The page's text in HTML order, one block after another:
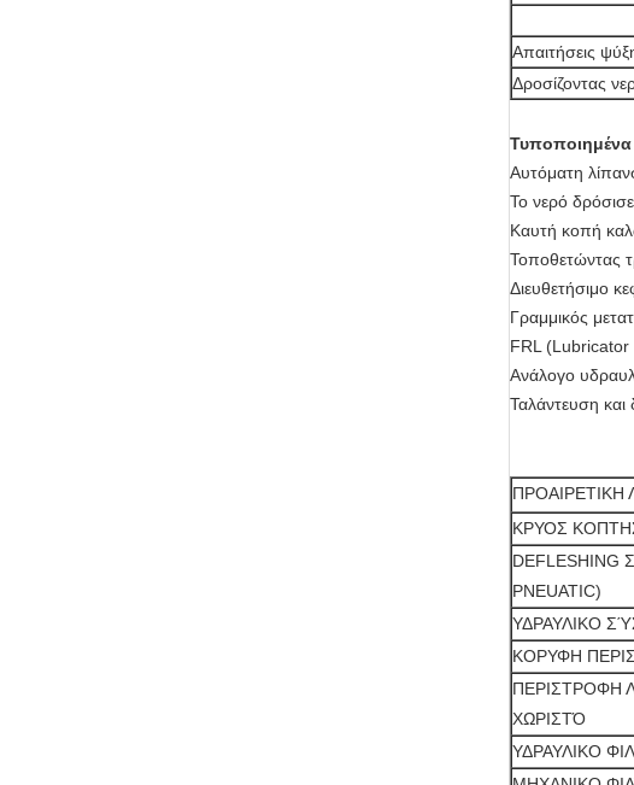
Απαιτήσεις
Δροσίζοντας
Τυποποιημένα
Αυτόματη
Το νερό
Καυτή κοπή
Τοποθετώντας
Διευθετήσιμο
Γραμμικός
FRL (Lubricator
Ανάλογο
Ταλάντευση
ΠΡΟΑΙΡΕΤΙΚΗ
ΚΡΥΟΣ
PNEUATIC)
ΥΔΡΑΥΛΙΚΟ
ΚΟΡΥΦΗ
ΠΕΡΙΣΤΡΟΦΗ
ΧΩΡΙΣΤΌ
ΥΔΡΑΥΛΙΚΟ